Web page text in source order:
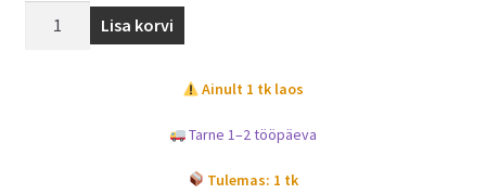
Lisa korvi
Ainult 1 tk laos
Tarne 1–2 tööpäeva
Tulemas: 1 tk